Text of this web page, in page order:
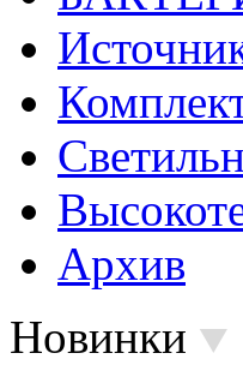
Архив
Новинки